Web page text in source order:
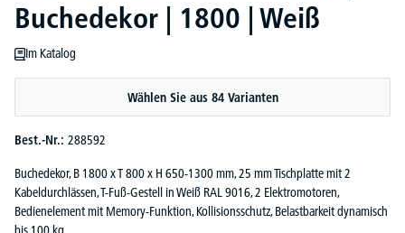
Buchedekor | 1800 | Weiß
Im Katalog
Wählen Sie aus 84 Varianten
Best.-Nr.: 288592
Buchedekor, B 1800 x T 800 x H 650-1300 mm, 25 mm Tischplatte mit 2
Kabeldurchlässen, T-Fuß-Gestell in Weiß RAL 9016, 2 Elektromotoren,
Bedienelement mit Memory-Funktion, Kollisionsschutz, Belastbarkeit dynamisch